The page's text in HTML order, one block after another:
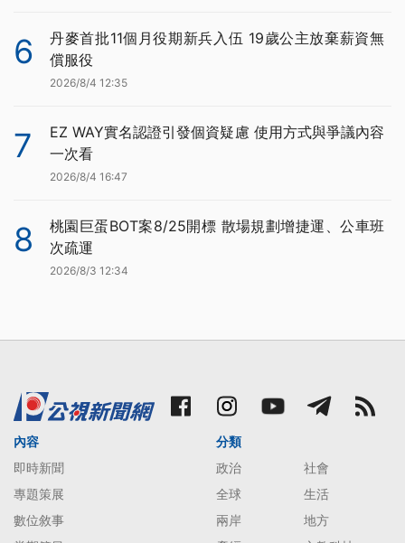
6
丹麥首批11個月役期新兵入伍 19歲公主放棄薪資無
償服役
2026/8/4 12:35
7
EZ WAY實名認證引發個資疑慮 使用方式與爭議內容
一次看
2026/8/4 16:47
8
桃園巨蛋BOT案8/25開標 散場規劃增捷運、公車班
次疏運
2026/8/3 12:34
內容
即時新聞
專題策展
數位敘事
分類
政治
社會
全球
生活
兩岸
地方